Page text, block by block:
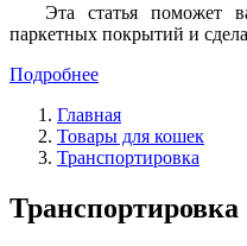
Эта статья поможет
паркетных покрытий и
Подробнее
Главная
Товары для кошек
Транспортировка
Транспортировка